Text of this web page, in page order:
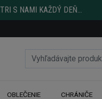
S NAMI KAŽDÝ DEŇ...
OBLEČENIE CHRÁNIČE